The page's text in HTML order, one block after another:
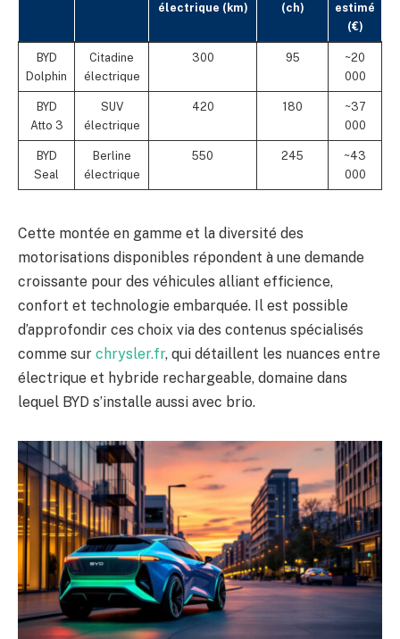
électrique (km)
(ch)
estimé
(€)
BYD
Dolphin
Citadine
électrique
300 95
~20
000
BYD
Atto 3
SUV
électrique
420 180
~37
000
BYD
Seal
Berline
électrique
550 245
~43
000
Cette montée en gamme et la diversité des
motorisations disponibles répondent à une demande
croissante pour des véhicules alliant efficience,
confort et technologie embarquée. Il est possible
d’approfondir ces choix via des contenus spécialisés
comme sur chrysler.fr, qui détaillent les nuances entre
électrique et hybride rechargeable, domaine dans
lequel BYD s’installe aussi avec brio.